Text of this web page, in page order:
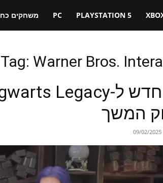
משחקים PC PLAYSTATION 5
Tag: Warner Bros.
המשך
09/02/2025